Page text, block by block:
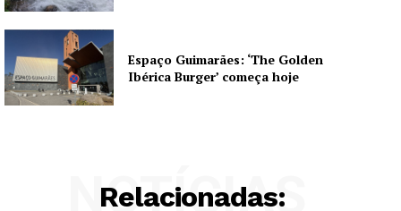
Espaço Guimarães: ‘The Golden
Ibérica Burger’ começa hoje
Relacionadas:
NOTÍCIAS